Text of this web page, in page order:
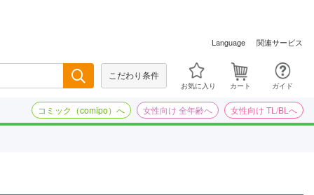
Language 関連サービス
こだわり条件
お気に入り カート ガイド
コミック（comipo）へ 女性向け 全年齢へ 女性向け TL/BLへ